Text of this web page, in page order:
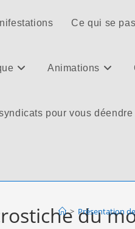
Ce qui se
Animations
pour vous déendre
du
> Présentation